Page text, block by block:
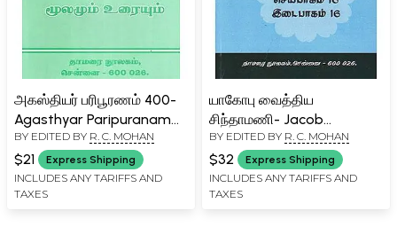
அகஸ்தியர் பரிபூரணம் 400-
Agasthyar Paripuranam
400 (Source and Text in
Tamil)
BY EDITED BY R. C. MOHAN
$21 Express Shipping
INCLUDES ANY TARIFFS AND
TAXES
யாகோபு வைத்திய
சிந்தாமணி- Jacob
Medicinal Chintamani-700
(Tamil)
BY EDITED BY R. C. MOHAN
$32 Express Shipping
INCLUDES ANY TARIFFS AND
TAXES